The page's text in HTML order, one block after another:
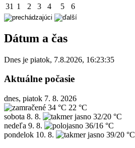
31 1 2 3 4 5 6
Dátum a čas
Dnes je piatok, 7.8.2026, 16:23:35
Aktuálne počasie
dnes, piatok 7. 8. 2026
34 °C 22 °C
sobota 8. 8.
32/20 °C
nedeľa 9. 8.
36/16 °C
pondelok 10. 8. 39/20 °C